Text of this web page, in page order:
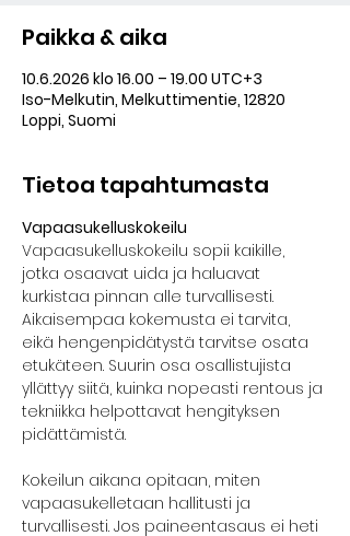
Paikka & aika
10.6.2026 klo 16.00 – 19.00 UTC+3
Iso-Melkutin, Melkuttimentie, 12820
Loppi, Suomi
Tietoa tapahtumasta
Vapaasukelluskokeilu
Vapaasukelluskokeilu sopii kaikille,
jotka osaavat uida ja haluavat
kurkistaa pinnan alle turvallisesti.
Aikaisempaa kokemusta ei tarvita,
eikä hengenpidätystä tarvitse osata
etukäteen. Suurin osa osallistujista
yllättyy siitä, kuinka nopeasti rentous ja
tekniikka helpottavat hengityksen
pidättämistä.
Kokeilun aikana opitaan, miten
vapaasukelletaan hallitusti ja
turvallisesti. Jos paineentasaus ei heti